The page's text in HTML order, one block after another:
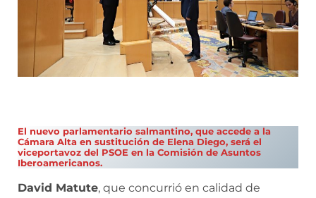
El nuevo parlamentario salmantino, que accede a la
Cámara Alta en sustitución de Elena Diego, será el
viceportavoz del PSOE en la Comisión de Asuntos
Iberoamericanos.
David Matute, que concurrió en calidad de